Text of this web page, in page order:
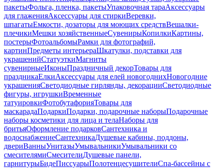
пакетыФольга, пленка, пакетыУпаковочная тараАксессуары
для глаженияАксессуары для стиркиВеревки,
шпагатыЕмкости, дозаторы для моющих средствВешалки-
плечикиМешки хозяйственныеСувенирыКопилкиКартины,
постерыФотоальбомыРамки для фотографий,
картинПредметы интерьераШкатулки, подставки для
украшенийСтатуэткиМагниты
сувенирныеИконыПраздничный декорТовары для
праздникаЕлкиАксессуары для елей новогоднихНовогодние
украшенияСветодиодные гирлянды, декорацииСветодиодные
фигуры, игрушкиВременные
татуировкиФотобутафорияТовары для
маскарадаПодаркиПодарки, подарочные наборыПодарочные
наборы косметики для лица и телаНаборы для
бритьяОформление подарковСантехника и
водоснабжениеСантехникаДушевые кабины, поддоны,
двериВанныУнитазыУмывальникиУмывальники со
смесителямиСмесителиДушевые панели,
гарнитурыБидеПиссуарыПолотенцесушителиСпа-бассейны с